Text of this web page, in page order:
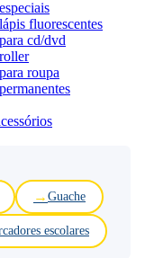
fluorescentes
cd/dvd
roupa
Guache
escolares